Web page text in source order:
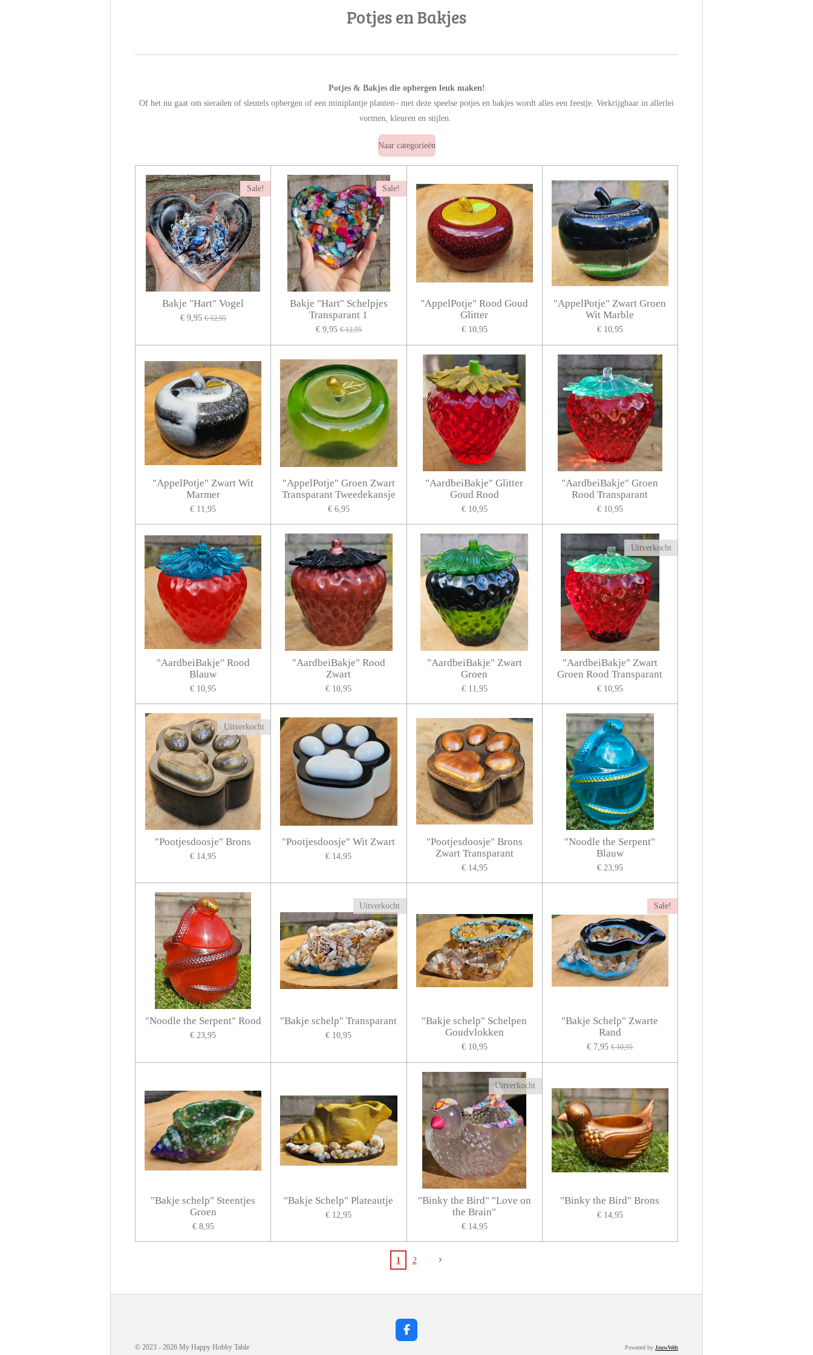
Potjes en Bakjes
Potjes & Bakjes die opbergen leuk maken!
Of het nu gaat om sieraden of sleutels opbergen of een miniplantje planten– met deze speelse potjes en bakjes wordt alles een feestje. Verkrijgbaar in allerlei
vormen, kleuren en stijlen.
Naar categorieën
Sale!
Bakje "Hart" Vogel
€ 9,95 € 12,95
Sale!
Bakje "Hart" Schelpjes
Transparant 1
€ 9,95 € 12,95
"AppelPotje" Rood Goud
Glitter
€ 10,95
"AppelPotje" Zwart Groen
Wit Marble
€ 10,95
"AppelPotje" Zwart Wit
Marmer
€ 11,95
"AppelPotje" Groen Zwart
Transparant Tweedekansje
€ 6,95
"AardbeiBakje" Glitter
Goud Rood
€ 10,95
"AardbeiBakje" Groen
Rood Transparant
€ 10,95
"AardbeiBakje" Rood
Blauw
€ 10,95
"AardbeiBakje" Rood
Zwart
€ 10,95
"AardbeiBakje" Zwart
Groen
€ 11,95
Uitverkocht
"AardbeiBakje" Zwart
Groen Rood Transparant
€ 10,95
Uitverkocht
"Pootjesdoosje" Brons
€ 14,95
"Pootjesdoosje" Wit Zwart
€ 14,95
"Pootjesdoosje" Brons
Zwart Transparant
€ 14,95
"Noodle the Serpent"
Blauw
€ 23,95
"Noodle the Serpent" Rood
€ 23,95
Uitverkocht
"Bakje schelp" Transparant
€ 10,95
"Bakje schelp" Schelpen
Goudvlokken
€ 10,95
Sale!
"Bakje Schelp" Zwarte
Rand
€ 7,95 € 10,95
"Bakje schelp" Steentjes
Groen
€ 8,95
"Bakje Schelp" Plateautje
€ 12,95
Uitverkocht
"Binky the Bird" "Love on
the Brain"
€ 14,95
"Binky the Bird" Brons
€ 14,95
1 2
F
a
© 2023 - 2026 My Happy Hobby Table Powered by JouwWeb